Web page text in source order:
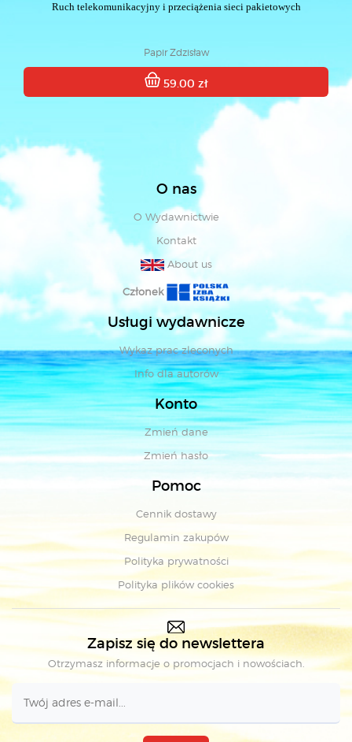
Ruch telekomunikacyjny i przeciążenia sieci pakietowych
Papir Zdzisław
59.00 zł
O nas
O Wydawnictwie
Kontakt
About us
Członek
Usługi wydawnicze
Wykaz prac zleconych
Info dla autorów
Konto
Zmień dane
Zmień hasło
Pomoc
Cennik dostawy
Regulamin zakupów
Polityka prywatności
Polityka plików cookies
Zapisz się do newslettera
Otrzymasz informacje o promocjach i nowościach.